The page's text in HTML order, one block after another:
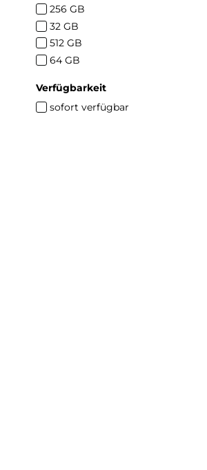
256 GB
32 GB
512 GB
64 GB
Verfügbarkeit
sofort verfügbar